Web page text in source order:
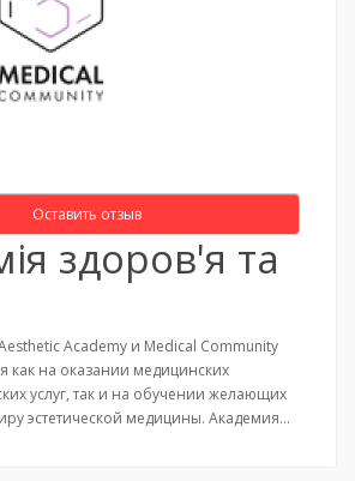
Оставить отзыв
здоров'я та
Academy и Medical Community
как на оказании медицинских
услуг, так и на обучении желающих
эстетической медицины. Академия…